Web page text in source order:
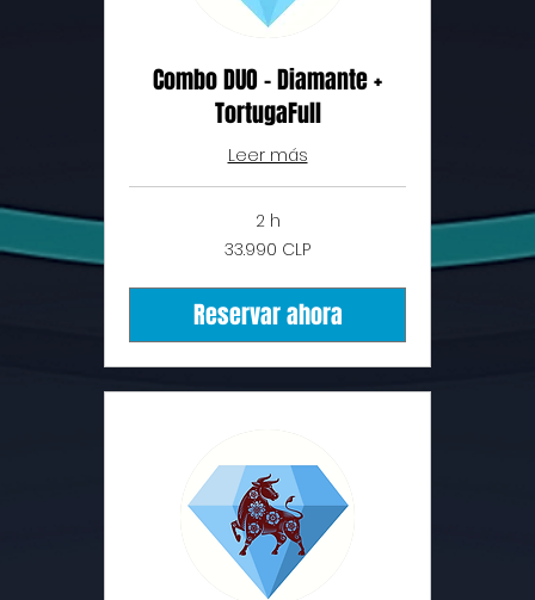
Combo DUO - Diamante +
TortugaFull
Leer más
2 h
33.990 CLP
Reservar ahora